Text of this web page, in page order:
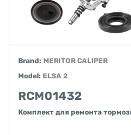
Brand: MERITOR CALIPER
Model: ELSA 2
RCM01432
Комплект для ремонта